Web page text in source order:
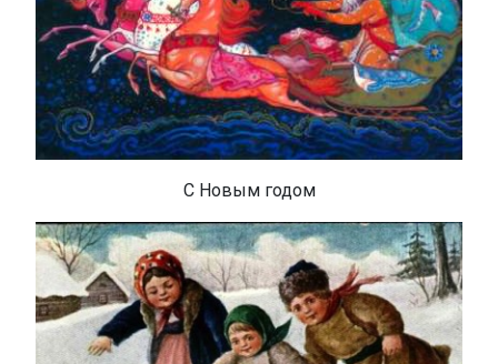
С Новым годом